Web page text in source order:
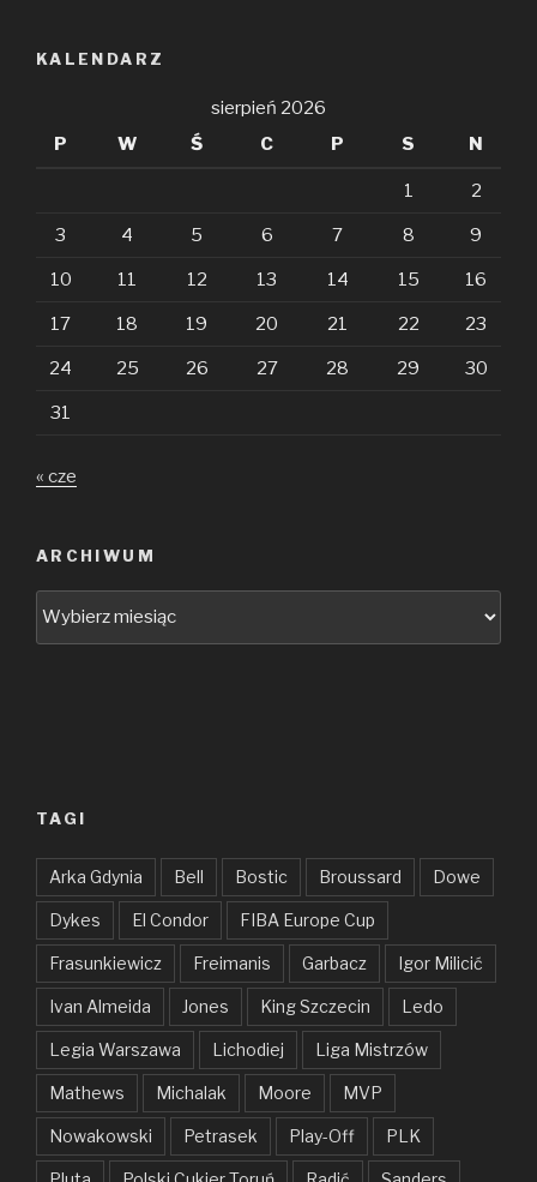
KALENDARZ
sierpień 2026
P
W Ś C P S N
1 2
3 4 5 6 7 8 9
10 11 12 13 14 15 16
17 18 19 20 21 22 23
24 25 26 27 28 29 30
31
« cze
ARCHIWUM
TAGI
Arka Gdynia Bell Bostic Broussard Dowe
Dykes El Condor FIBA Europe Cup
Frasunkiewicz Freimanis Garbacz Igor Milicić
Ivan Almeida Jones King Szczecin Ledo
Legia Warszawa Lichodiej Liga Mistrzów
Mathews Michalak Moore MVP
Nowakowski Petrasek Play-Off PLK